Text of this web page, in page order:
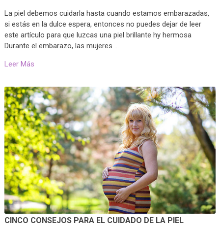
La piel debemos cuidarla hasta cuando estamos embarazadas,
si estás en la dulce espera, entonces no puedes dejar de leer
este artículo para que luzcas una piel brillante hy hermosa
Durante el embarazo, las mujeres …
Leer Más
CINCO CONSEJOS PARA EL CUIDADO DE LA PIEL